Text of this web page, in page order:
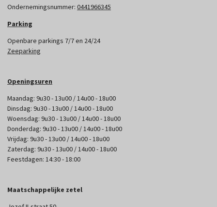
Ondernemingsnummer: 0441966345
Parking
Openbare parkings 7/7 en 24/24
Zeeparking
Openingsuren
Maandag: 9u30 - 13u00 / 14u00 - 18u00
Dinsdag: 9u30 - 13u00 / 14u00 - 18u00
Woensdag: 9u30 - 13u00 / 14u00 - 18u00
Donderdag: 9u30 - 13u00 / 14u00 - 18u00
Vrijdag: 9u30 - 13u00 / 14u00 - 18u00
Zaterdag: 9u30 - 13u00 / 14u00 - 18u00
Feestdagen: 14:30 - 18:00
Maatschappelijke zetel